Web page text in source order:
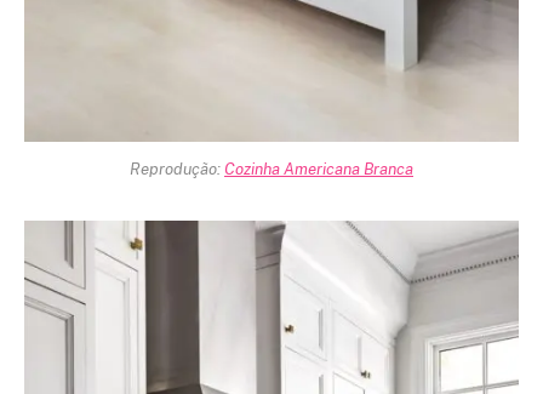
Reprodução: Cozinha Americana Branca